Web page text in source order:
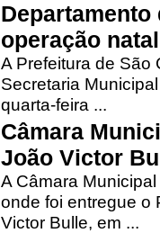
operação
A Prefeitura de São
Secretaria
quarta-feira ...
Câmara
João Victor
A Câmara
onde foi entregue o
Victor Bulle, em ...